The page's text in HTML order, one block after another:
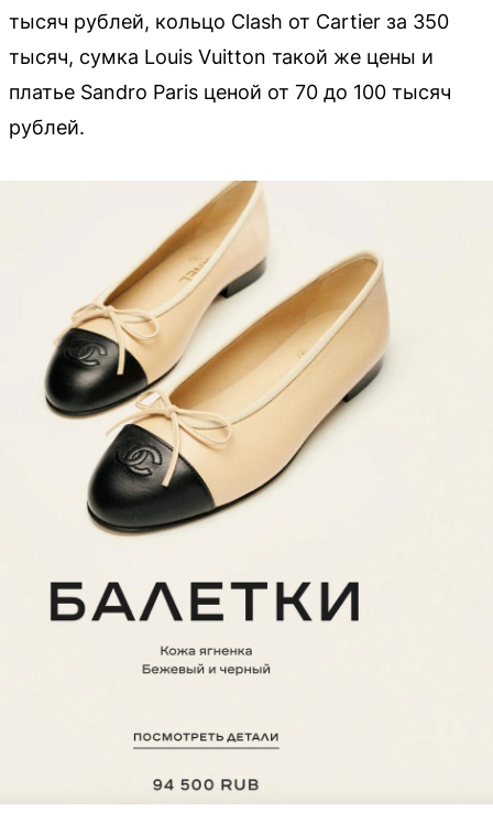
тысяч рублей, кольцо Clash от Cartier за 350
тысяч, сумка Louis Vuitton такой же цены и
платье Sandro Paris ценой от 70 до 100 тысяч
рублей.